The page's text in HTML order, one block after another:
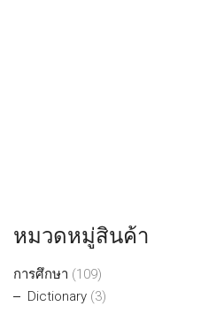
หมวดหมู่สินค้า
การศึกษา (109)
Dictionary (3)